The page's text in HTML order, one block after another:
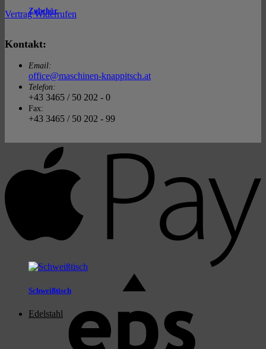
Zubehör
Schweißtisch
Edelstahl
Vertrag Widerrufen
Kontakt:
Email:
office@maschinen-knappitsch.at
Telefon:
+43 3465 / 50 202 - 0
Fax:
+43 3465 / 50 202 - 99